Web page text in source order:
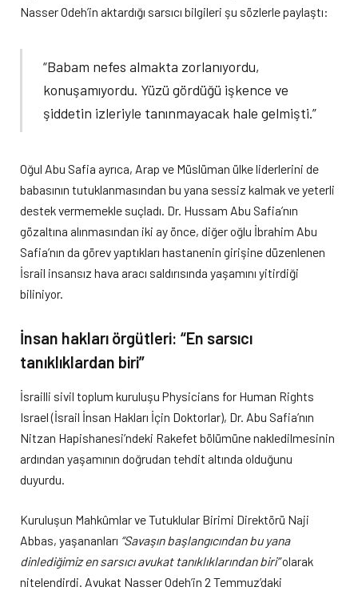
Nasser Odeh’in aktardığı sarsıcı bilgileri şu sözlerle paylaştı:
“Babam nefes almakta zorlanıyordu,
konuşamıyordu. Yüzü gördüğü işkence ve
şiddetin izleriyle tanınmayacak hale gelmişti.”
Oğul Abu Safia ayrıca, Arap ve Müslüman ülke liderlerini de
babasının tutuklanmasından bu yana sessiz kalmak ve yeterli
destek vermemekle suçladı. Dr. Hussam Abu Safia’nın
gözaltına alınmasından iki ay önce, diğer oğlu İbrahim Abu
Safia’nın da görev yaptıkları hastanenin girişine düzenlenen
İsrail insansız hava aracı saldırısında yaşamını yitirdiği
biliniyor.
İnsan hakları örgütleri: “En sarsıcı
tanıklıklardan biri”
İsrailli sivil toplum kuruluşu Physicians for Human Rights
Israel (İsrail İnsan Hakları İçin Doktorlar), Dr. Abu Safia’nın
Nitzan Hapishanesi’ndeki Rakefet bölümüne nakledilmesinin
ardından yaşamının doğrudan tehdit altında olduğunu
duyurdu.
Kuruluşun Mahkûmlar ve Tutuklular Birimi Direktörü Naji
Abbas, yaşananları “Savaşın başlangıcından bu yana
dinlediğimiz en sarsıcı avukat tanıklıklarından biri”olarak
nitelendirdi. Avukat Nasser Odeh’in 2 Temmuz’daki